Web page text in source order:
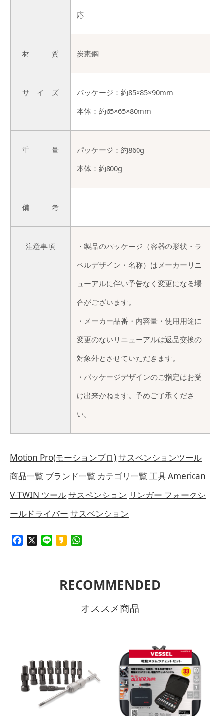
応
材 質 炭素鋼
サ イ ズ
パッケージ：約85×85×90mm
本体：約65×65×80mm
重 量
パッケージ：約860g
本体：約800g
備 考
注意事項
・製品のパッケージ（容器の形状・ラ
ベルデザイン・名称）はメーカーリニ
ューアルに伴い予告なく変更になる場
合がございます。
・メーカー品番・内容量・使用用途に
変更のないリニューアルは返品交換の
対象外とさせていただきます。
・パッケージデザインのご指定はお受
け出来かねます。予めご了承くださ
い。
Motion Pro(モーションプロ)サスペンションツール
商品一覧 ブランド一覧 カテゴリ一覧 工具American
V-TWIN ツールサスペンション リンガー フォークシ
ールドライバー サスペンション
Facebook Line Kakao
RECOMMENDED
オススメ商品